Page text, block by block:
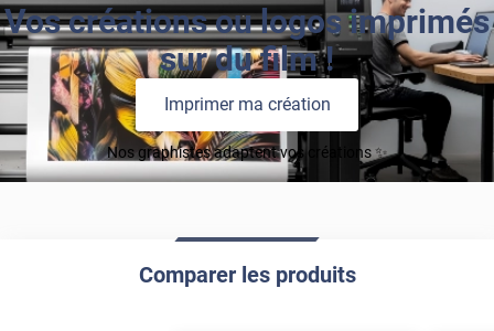
Vos créations ou logos imprimés
sur du film !
Imprimer ma création
Nos graphistes adaptent vos créations ✨
Comparer les produits